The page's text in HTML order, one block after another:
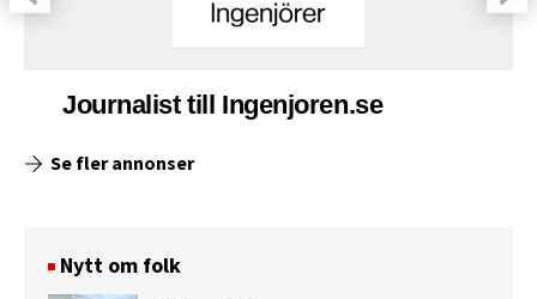
Journalist till Ingenjoren.se
Se fler annonser
Nytt om folk